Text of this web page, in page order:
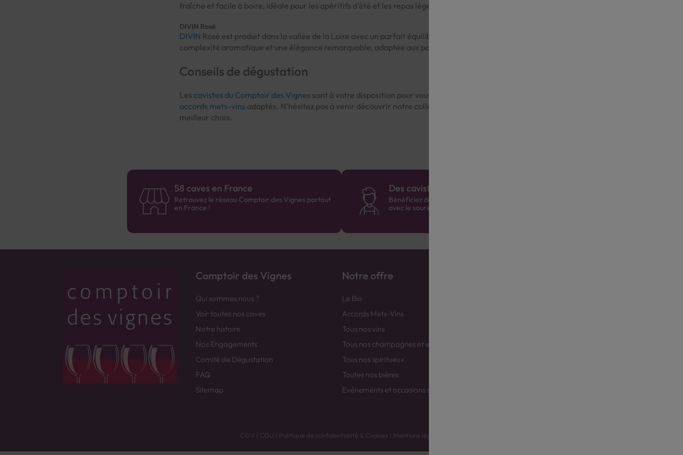
fraîche et facile à boire, idéale pour les apéritifs d’été et les repas légers.
DIVIN Rosé
DIVIN Rosé est produit dans la vallée de la Loire avec un parfait équilibre entre fruité et finesse. Ce vin rosé désalcoolisé offre une belle
complexité aromatique et une élégance remarquable, adaptée aux palais les plus exigeants.
Conseils de dégustation
Les cavistes du Comptoir des Vignes sont à votre disposition pour vous orienter parmi nos vins rosés sans alcool et vous conseiller les
accords mets-vins adaptés. N’hésitez pas à venir découvrir notre collection en cave ou à parcourir notre catalogue en ligne pour faire le
meilleur choix.
58 caves en France
Retrouvez le réseau Comptoir des Vignes partout
en France !
Des cavistes à votre écoute
Bénéficiez de conseils sur-mesure et repartez
avec le sourire :)
Comptoir des Vignes
Qui sommes nous ?
Voir toutes nos caves
Notre histoire
Nos Engagements
Comité de Dégustation
FAQ
Sitemap
Notre offre
Le Bio
Accords Mets-Vins
Tous nos vins
Tous nos champagnes et efferverscents
Tous nos spiritueux
Toutes nos bières
Evénements et occasions spéciales
CGV | CGU | Politique de confidentialité & Cookies | Mentions légales